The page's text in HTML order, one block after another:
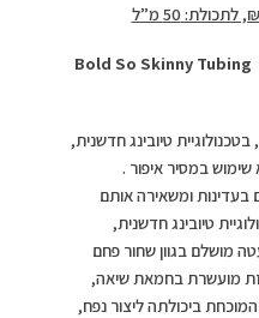
Bold So Skinny Tubing
טיובינג חדשנית,
במסיר איפור .
בעדינות ומשאירה אותם
טיובינג חדשנית,
מושלם בגוון שחור פחם
מועשרת בחמאת שיאה,
ביכולתה ליצור נפח,